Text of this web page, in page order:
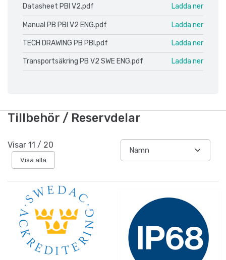
Datasheet PBI V2.pdf Ladda ner
Manual PB PBI V2 ENG.pdf Ladda ner
TECH DRAWING PB PBI.pdf Ladda ner
Transportsäkring PB V2 SWE ENG.pdf Ladda ner
Tillbehör / Reservdelar
Visar 11 / 20
Visa alla